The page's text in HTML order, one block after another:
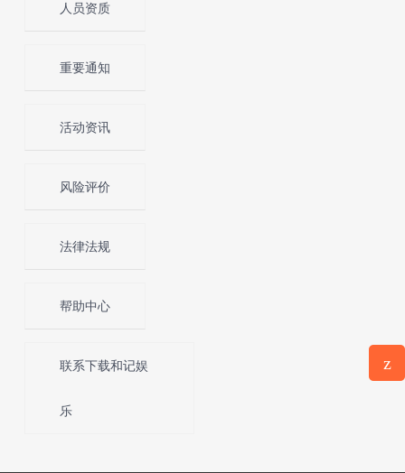
人员资质
重要通知
活动资讯
风险评价
法律法规
帮助中心
联系下载和记娱
乐
z